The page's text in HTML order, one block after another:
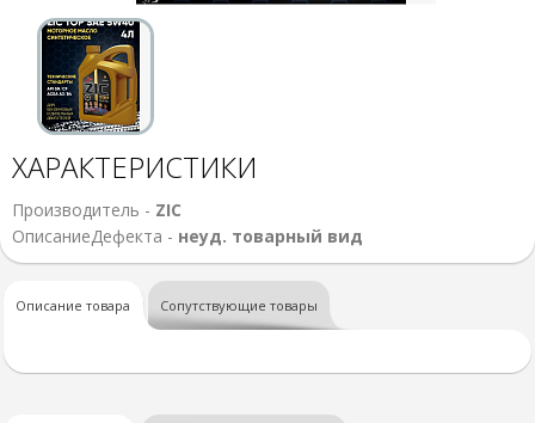
ХАРАКТЕРИСТИКИ
Производитель - ZIC
ОписаниеДефекта - неуд. товарный вид
Описание товара Сопутствующие товары